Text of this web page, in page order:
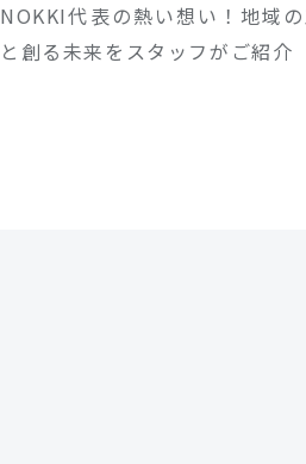
NOKKI代表の熱い想い！地域
と創る未来をスタッフがご紹介